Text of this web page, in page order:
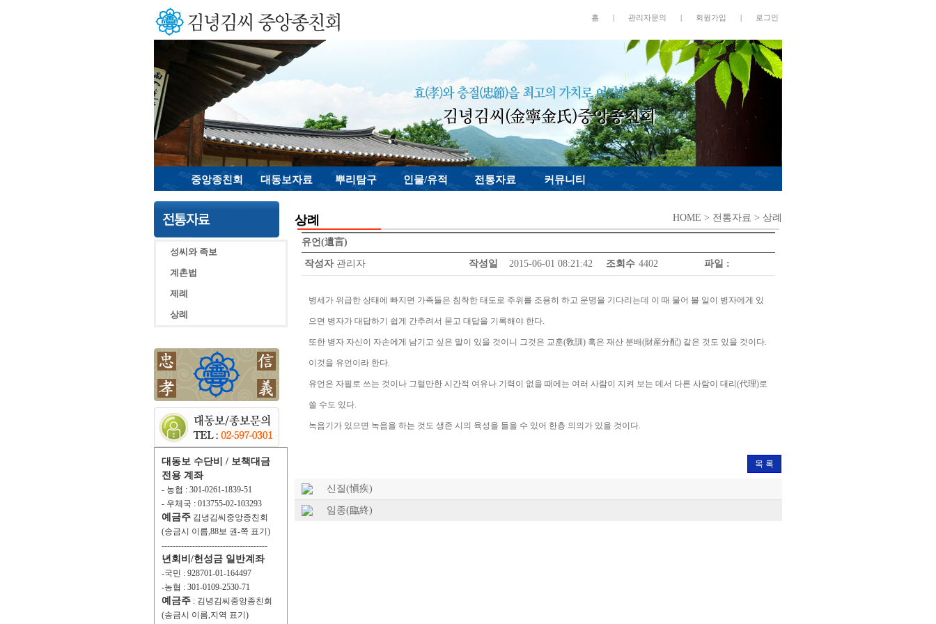
로그인
|
회원가입
|
관리자문의
|
홈
중앙종친회 대동보자료 뿌리탐구 인물/유적 전통자료 커뮤니티
성씨와 족보
계촌법
제례
상례
대동보 수단비 / 보책대금
전용 계좌
- 농협 : 301-0261-1839-51
- 우체국 : 013755-02-103293
예금주 김녕김씨중앙종친회
(송금시 이름,88보 권-쪽 표기)
--------------------------------------
년회비/헌성금 일반계좌
-국민 : 928701-01-164497
-농협 : 301-0109-2530-71
예금주 : 김녕김씨중앙종친회
(송금시 이름,지역 표기)
상례 HOME > 전통자료 > 상례
유언(遺言)
작성자 관리자 작성일 2015-06-01 08:21:42 조회수 4402 파일 :
병세가 위급한 상태에 빠지면 가족들은 침착한 태도로 주위를 조용히 하고 운명을 기다리는데 이 때 물어 볼 일이 병자에게 있
으면 병자가 대답하기 쉽게 간추려서 묻고 대답을 기록해야 한다.
또한 병자 자신이 자손에게 남기고 싶은 말이 있을 것이니 그것은 교훈(敎訓) 혹은 재산 분배(財産分配) 같은 것도 있을 것이다.
이것을 유언이라 한다.
유언은 자필로 쓰는 것이나 그럴만한 시간적 여유나 기력이 없을 때에는 여러 사람이 지켜 보는 데서 다른 사람이 대리(代理)로
쓸 수도 있다.
녹음기가 있으면 녹음을 하는 것도 생존 시의 육성을 들을 수 있어 한층 의의가 있을 것이다.
목 록
신질(愼疾)
임종(臨終)